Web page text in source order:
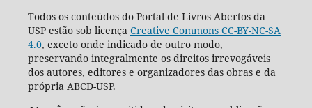
Todos os conteúdos do Portal de Livros Abertos da
USP estão sob licença Creative Commons CC-BY-NC-SA
4.0, exceto onde indicado de outro modo,
preservando integralmente os direitos irrevogáveis
dos autores, editores e organizadores das obras e da
própria ABCD-USP.